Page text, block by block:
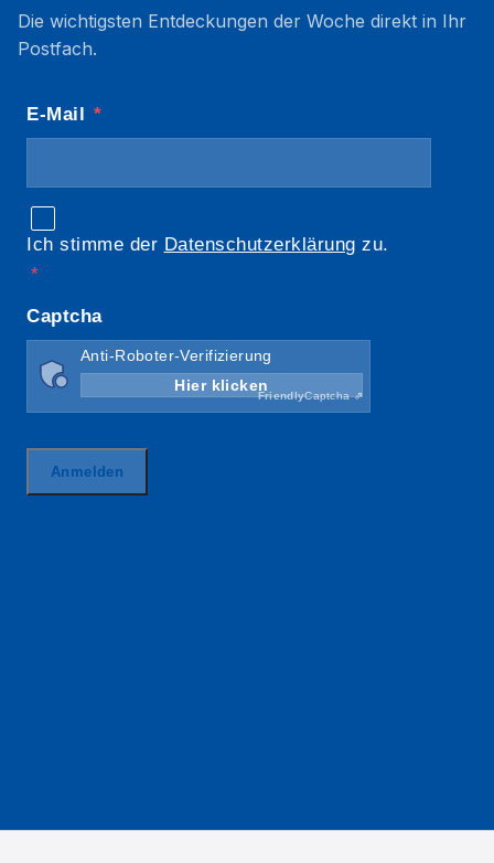
Die wichtigsten Entdeckungen der Woche direkt in Ihr
Postfach.